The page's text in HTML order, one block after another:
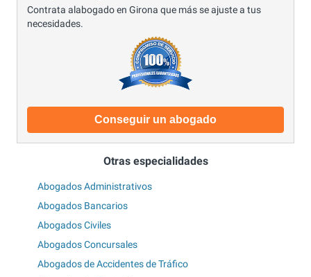
Contrata alabogado en Girona que más se ajuste a tus
necesidades.
Conseguir un abogado
Otras especialidades
Abogados Administrativos
Abogados Bancarios
Abogados Civiles
Abogados Concursales
Abogados de Accidentes de Tráfico